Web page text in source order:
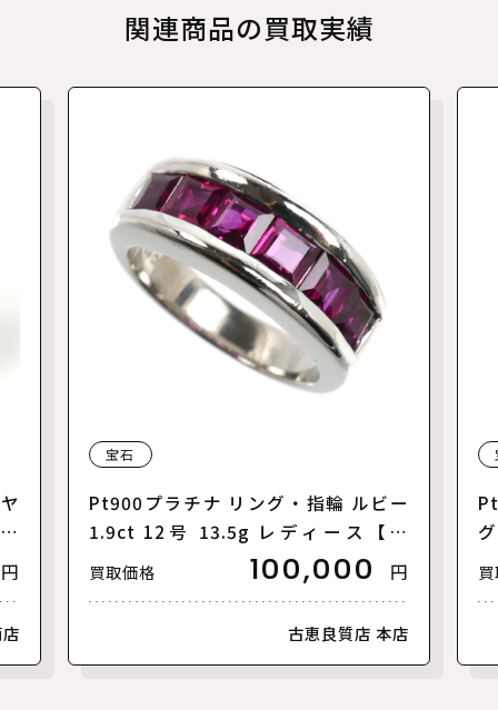
関連商品の買取実績
円
宝石
Pt900プラチナ リング・指輪 ルビー
1.9ct 12号 13.5g レディース【中
古】
買取価格 100,000 円
古恵良質店 本店